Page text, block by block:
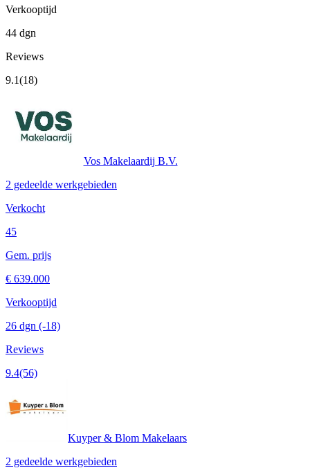
Verkooptijd
44 dgn
Reviews
9.1(18)
Vos Makelaardij B.V.
2 gedeelde werkgebieden
Verkocht
45
Gem. prijs
€ 639.000
Verkooptijd
26 dgn (-18)
Reviews
9.4(56)
Kuyper & Blom Makelaars
2 gedeelde werkgebieden